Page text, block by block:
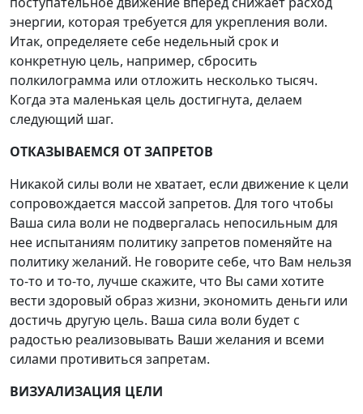
энергии, которая требуется для укрепления воли.
Итак, определяете себе недельный срок и
конкретную цель, например, сбросить
полкилограмма или отложить несколько тысяч.
Когда эта маленькая цель достигнута, делаем
следующий шаг.
ОТКАЗЫВАЕМСЯ ОТ ЗАПРЕТОВ
Никакой силы воли не хватает, если движение к цели
сопровождается массой запретов. Для того чтобы
Ваша сила воли не подвергалась непосильным для
нее испытаниям политику запретов поменяйте на
политику желаний. Не говорите себе, что Вам нельзя
то-то и то-то, лучше скажите, что Вы сами хотите
вести здоровый образ жизни, экономить деньги или
достичь другую цель. Ваша сила воли будет с
радостью реализовывать Ваши желания и всеми
силами противиться запретам.
ВИЗУАЛИЗАЦИЯ ЦЕЛИ